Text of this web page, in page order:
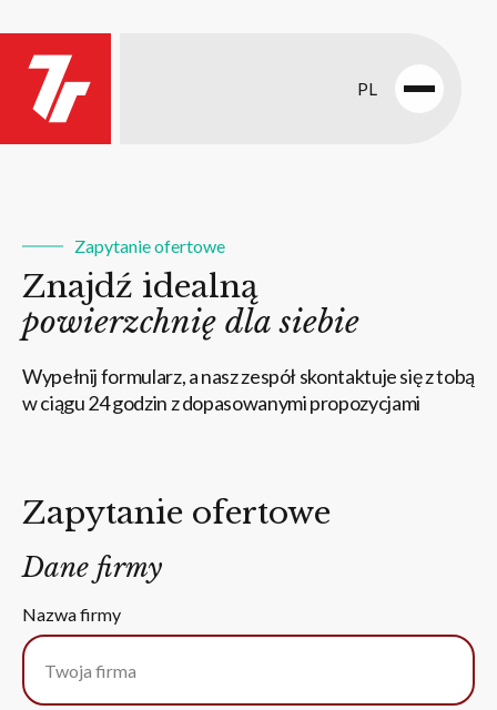
PL
Open
Zapytanie ofertowe
Znajdź idealną
powierzchnię dla siebie
Wypełnij formularz, a nasz zespół skontaktuje się z tobą
w ciągu 24 godzin z dopasowanymi propozycjami
Zapytanie ofertowe
Dane firmy
Nazwa firmy